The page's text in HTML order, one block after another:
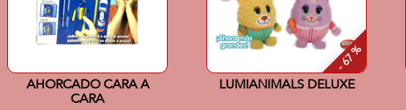
AHORCADO CARA A
CARA
- 67 %
LUMIANIMALS DELUXE